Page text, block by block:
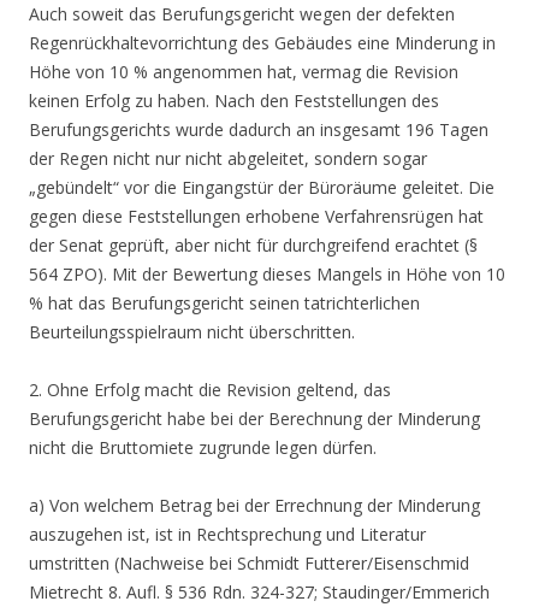
Auch soweit das Berufungsgericht wegen der defekten
Regenrückhaltevorrichtung des Gebäudes eine Minderung in
Höhe von 10 % angenommen hat, vermag die Revision
keinen Erfolg zu haben. Nach den Feststellungen des
Berufungsgerichts wurde dadurch an insgesamt 196 Tagen
der Regen nicht nur nicht abgeleitet, sondern sogar
„gebündelt“ vor die Eingangstür der Büroräume geleitet. Die
gegen diese Feststellungen erhobene Verfahrensrügen hat
der Senat geprüft, aber nicht für durchgreifend erachtet (§
564 ZPO). Mit der Bewertung dieses Mangels in Höhe von 10
% hat das Berufungsgericht seinen tatrichterlichen
Beurteilungsspielraum nicht überschritten.
2. Ohne Erfolg macht die Revision geltend, das
Berufungsgericht habe bei der Berechnung der Minderung
nicht die Bruttomiete zugrunde legen dürfen.
a) Von welchem Betrag bei der Errechnung der Minderung
auszugehen ist, ist in Rechtsprechung und Literatur
umstritten (Nachweise bei Schmidt Futterer/Eisenschmid
Mietrecht 8. Aufl. § 536 Rdn. 324-327; Staudinger/Emmerich